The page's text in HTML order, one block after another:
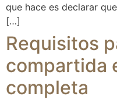
que hace es declarar
[…]
Requisitos
compartida
completa